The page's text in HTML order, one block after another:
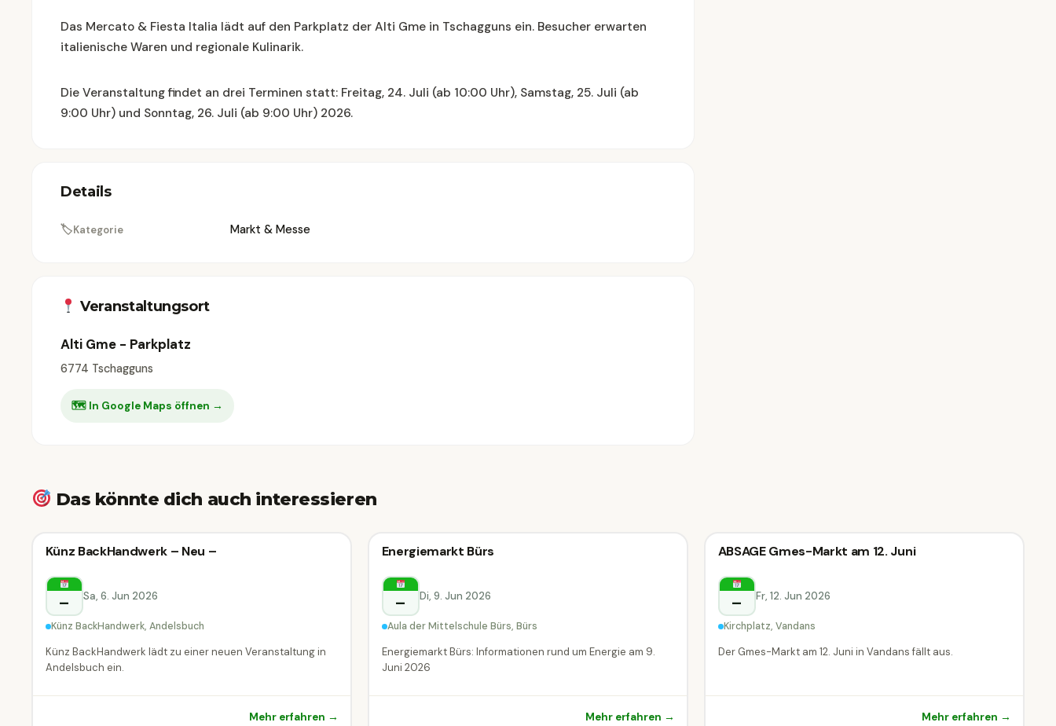
Das Mercato & Fiesta Italia lädt auf den Parkplatz der Alti Gme in Tschagguns ein. Besucher erwarten
italienische Waren und regionale Kulinarik.
Die Veranstaltung findet an drei Terminen statt: Freitag, 24. Juli (ab 10:00 Uhr), Samstag, 25. Juli (ab
9:00 Uhr) und Sonntag, 26. Juli (ab 9:00 Uhr) 2026.
Details
🏷Kategorie Markt & Messe
Veranstaltungsort
Alti Gme - Parkplatz
6774 Tschagguns
🗺 In Google Maps öffnen →
Das könnte dich auch interessieren
Markt & Messe
Andelsbuch
Markt & Messe
Künz BackHandwerk – Neu –
– Sa, 6. Jun 2026
Künz BackHandwerk, Andelsbuch
Künz BackHandwerk lädt zu einer neuen Veranstaltung in
Andelsbuch ein.
Mehr erfahren →
Markt & Messe
Bürs
Markt & Messe
Energiemarkt Bürs
– Di, 9. Jun 2026
Aula der Mittelschule Bürs, Bürs
Energiemarkt Bürs: Informationen rund um Energie am 9.
Juni 2026
Mehr erfahren →
Markt & Messe
Vandans
Markt & Messe
ABSAGE Gmes-Markt am 12. Juni
– Fr, 12. Jun 2026
Kirchplatz, Vandans
Der Gmes-Markt am 12. Juni in Vandans fällt aus.
Mehr erfahren →